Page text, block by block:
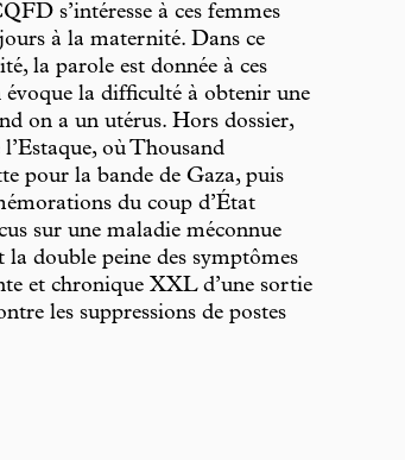
s’intéresse à ces femmes
à la maternité. Dans ce
la parole est donnée à ces
évoque la difficulté à obtenir une
on a un utérus. Hors dossier,
où Thousand
pour la bande de Gaza, puis
du coup d’État
sur une maladie méconnue
la double peine des symptômes
et chronique XXL d’une sortie
les suppressions de postes